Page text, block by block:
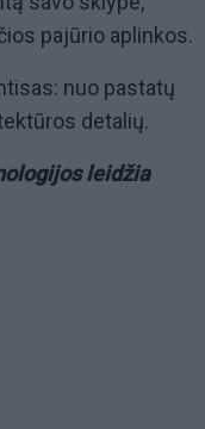
pajūrio aplinkos.
nuo pastatų
detalių.
leidžia